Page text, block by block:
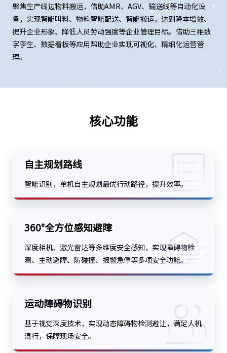
聚焦生产线边物料搬运，借助AMR、AGV、输送线等自动化设
备，实现智能叫料、物料智能配送、智能搬运，达到降本增效、
提升企业形象、降低人员劳动强度等企业管理目标。借助三维数
字孪生、数据看板等应用帮助企业实现可视化、精细化运营管
理。
核心功能
自主规划路线
智能识别，单机自主规划最优行动路径，提升效率。
360°全方位感知避障
深度相机、激光雷达等多维度安全感知，实现障碍物检
测、主动避障、防碰撞、报警急停等多项安全功能。
运动障碍物识别
基于视觉深度技术，实现动态障碍物检测避让，满足人机
混行，保障现场安全。